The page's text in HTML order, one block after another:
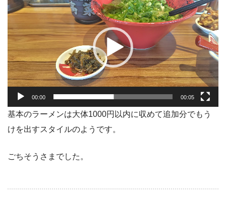
画
プ
レ
ー
ヤ
ー
00:00 00:05
基本のラーメンは大体1000円以内に収めて追加分でもう
けを出すスタイルのようです。
ごちそうさまでした。